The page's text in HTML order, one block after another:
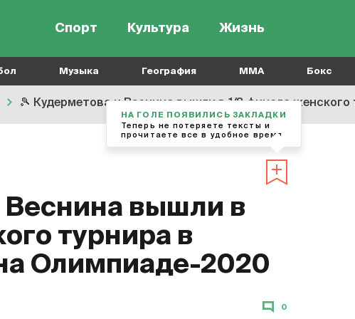
Спорт Культура Жизнь
Музыка География MMA Бокс
🎾 Кудерметова и Веснина вышли в 1/8 финала женского
вышли в
турнира в
Олимпиаде-2020
0
НА ГОЛЕ ПОЯВИЛИСЬ ЗАКЛАДКИ
Теперь не потеряете тексты и
прочитаете все в удобное время